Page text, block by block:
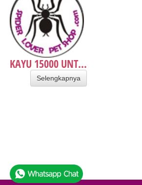
KAYU 15000 UNT...
Selengkapnya